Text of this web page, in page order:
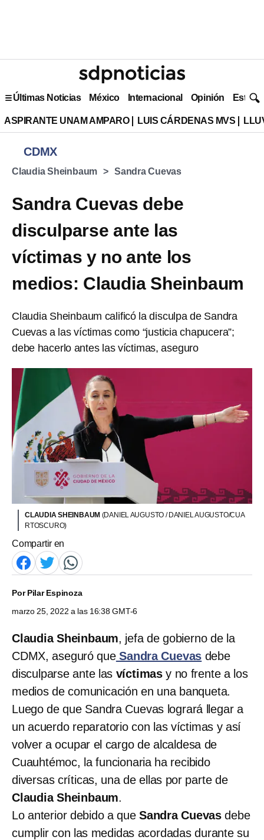
Últimas Noticias México Internacional Opinión Estilo
ASPIRANTE UNAM AMPARO LUIS CÁRDENAS MVS
CDMX
Claudia Sheinbaum Sandra Cuevas
Sandra Cuevas debe
disculparse ante las
víctimas y no ante los
medios: Claudia Sheinbaum
Claudia Sheinbaum calificó la disculpa de Sandra
Cuevas a las víctimas como “justicia chapucera”;
debe hacerlo antes las víctimas, aseguro
CLAUDIA SHEINBAUM (DANIEL AUGUSTO / DANIEL AUGUSTO/CUA
RTOSCURO)
Compartir en
PorPilar Espinoza
marzo 25, 2022 a las 16:38 GMT-6
Claudia Sheinbaum, jefa de gobierno de la
CDMX, aseguró queSandra Cuevas debe
disculparse ante las víctimasy no frente a los
medios de comunicación en una banqueta.
Luego de que Sandra Cuevas logrará llegar a
un acuerdo reparatorio con las víctimas y así
volver a ocupar el cargo de alcaldesa de
Cuauhtémoc, la funcionaria ha recibido
diversas críticas, una de ellas por parte de
Claudia Sheinbaum.
Lo anterior debido a que Sandra Cuevasdebe
cumplir con las medidas acordadas durante su